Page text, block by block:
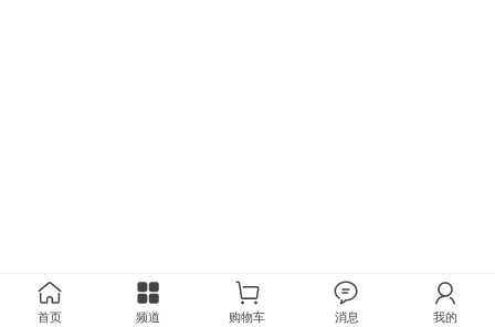
首页 频道 购物车 消息 我的